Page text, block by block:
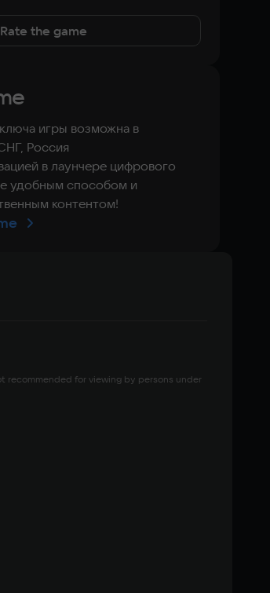
Rate the game
игры возможна в
Россия
в лаунчере цифрового
удобным способом и
контентом!
recommended for viewing by persons under